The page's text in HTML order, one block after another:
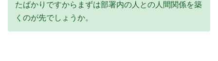
たばかりですからまずは部署内の人との人間関係を築
くのが先でしょうか。